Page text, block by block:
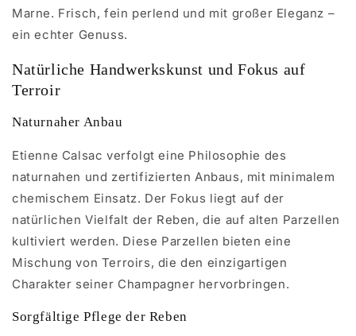
Marne. Frisch, fein perlend und mit großer Eleganz –
ein echter Genuss.
Natürliche Handwerkskunst und Fokus auf
Terroir
Naturnaher Anbau
Etienne Calsac verfolgt eine Philosophie des
naturnahen und zertifizierten Anbaus, mit minimalem
chemischem Einsatz. Der Fokus liegt auf der
natürlichen Vielfalt der Reben, die auf alten Parzellen
kultiviert werden. Diese Parzellen bieten eine
Mischung von Terroirs, die den einzigartigen
Charakter seiner Champagner hervorbringen.
Sorgfältige Pflege der Reben